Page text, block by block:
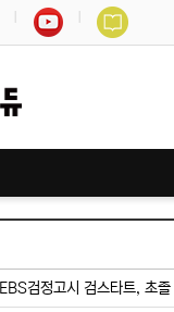
EBS검정고시 검스타트, 초